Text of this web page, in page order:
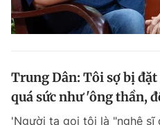
Trung Dân: Tôi sợ bị
quá sức như 'ông thần,
'Người ta gọi tôi là "nghệ sĩ